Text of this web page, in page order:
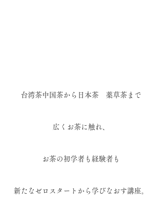
台湾茶中国茶から日本茶　薬草茶まで
広くお茶に触れ、
お茶の初学者も経験者も
新たなゼロスタートから学びなおす講座。